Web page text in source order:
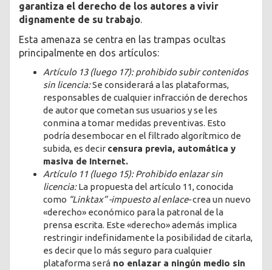
garantiza el derecho de los autores a vivir
dignamente de su trabajo.
Esta amenaza se centra en las trampas ocultas
principalmente en dos artículos:
Artículo 13 (luego 17): prohibido subir contenidos
sin licencia:Se considerará a las plataformas,
responsables de cualquier infracción de derechos
de autor que cometan sus usuarios y se les
conmina a tomar medidas preventivas. Esto
podría desembocar en el filtrado algorítmico de
subida, es decir censura previa, automática y
masiva de Internet.
Artículo 11 (luego 15): Prohibido enlazar sin
licencia:La propuesta del artículo 11, conocida
como “Linktax” -impuesto al enlace-crea un nuevo
«derecho» económico para la patronal de la
prensa escrita. Este «derecho» además implica
restringir indefinidamente la posibilidad de citarla,
es decir que lo más seguro para cualquier
plataforma será no enlazar a ningún medio sin